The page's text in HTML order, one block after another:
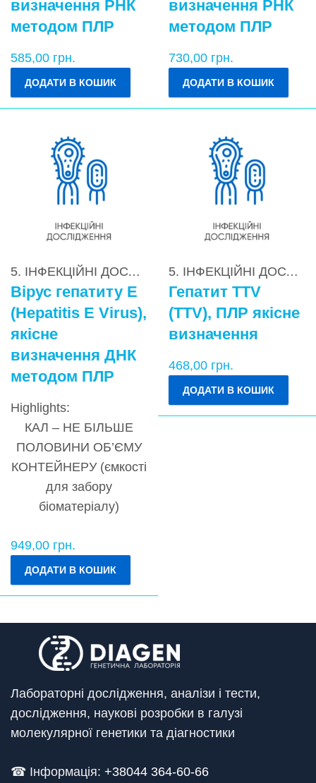
визначення РНК
методом ПЛР
585,00 грн.
ДОДАТИ В КОШИК
визначення РНК
методом ПЛР
730,00 грн.
ДОДАТИ В КОШИК
5. ІНФЕКЦІЙНІ ДОСЛІДЖЕННЯ ,5.3. Вірусні
Вірус гепатиту Е
(Hepatitis Е Virus),
якісне
визначення ДНК
методом ПЛР
Highlights:
КАЛ – НЕ БІЛЬШЕ
ПОЛОВИНИ ОБ’ЄМУ
КОНТЕЙНЕРУ (ємкості
для забору
біоматеріалу)
949,00 грн.
ДОДАТИ В КОШИК
5. ІНФЕКЦІЙНІ ДОСЛІДЖЕННЯ
Гепатит TTV
(TTV), ПЛР якісне
визначення
468,00 грн.
ДОДАТИ В КОШИК
Лабораторні дослідження, аналізи і тести,
дослідження, наукові розробки в галузі
молекулярної генетики та діагностики
☎ Інформація: +38044 364-60-66